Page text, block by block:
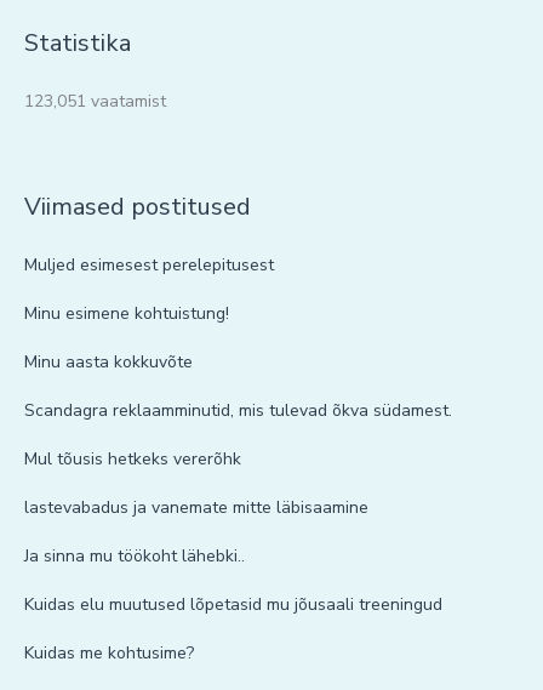
Statistika
123,051 vaatamist
Viimased postitused
Muljed esimesest perelepitusest
Minu esimene kohtuistung!
Minu aasta kokkuvõte
Scandagra reklaamminutid, mis tulevad õkva südamest.
Mul tõusis hetkeks vererõhk
lastevabadus ja vanemate mitte läbisaamine
Ja sinna mu töökoht lähebki..
Kuidas elu muutused lõpetasid mu jõusaali treeningud
Kuidas me kohtusime?